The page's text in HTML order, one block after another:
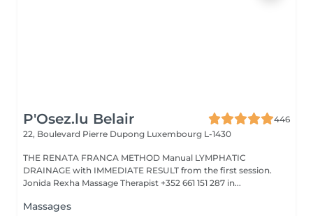
P'Osez.lu Belair
446
22, Boulevard Pierre Dupong Luxembourg L-1430
THE RENATA FRANCA METHOD Manual LYMPHATIC
DRAINAGE with IMMEDIATE RESULT from the first session.
Jonida Rexha Massage Therapist +352 661 151 287 in...
Massages